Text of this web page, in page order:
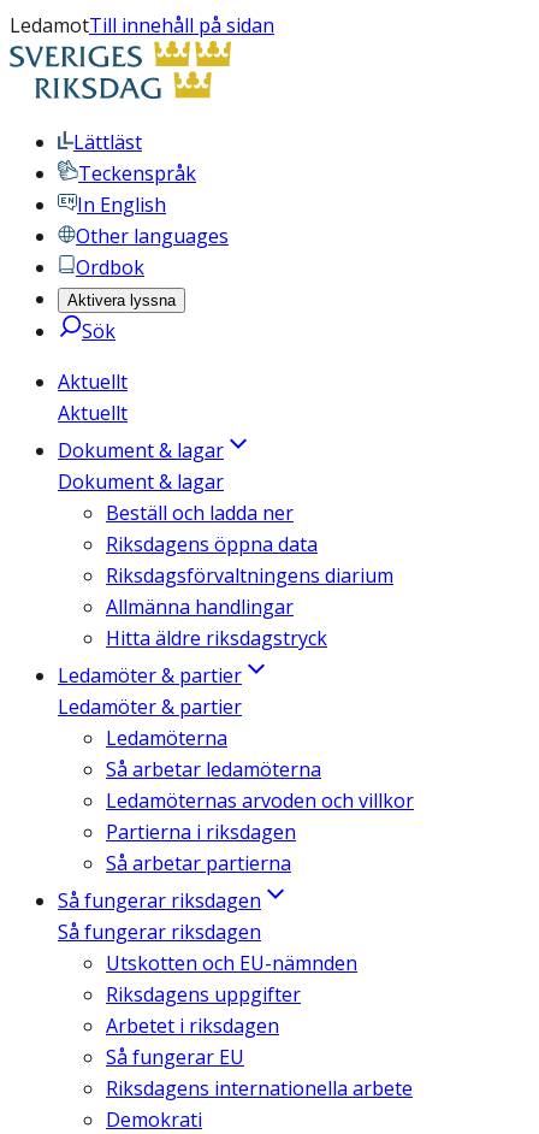
LedamotTill innehåll på sidan
Lättläst
Teckenspråk
In English
Other languages
Ordbok
Aktivera lyssna
Sök
Aktuellt
Aktuellt
Dokument & lagar
Dokument & lagar
Beställ och ladda ner
Riksdagens öppna data
Riksdagsförvaltningens diarium
Allmänna handlingar
Hitta äldre riksdagstryck
Ledamöter & partier
Ledamöter & partier
Ledamöterna
Så arbetar ledamöterna
Ledamöternas arvoden och villkor
Partierna i riksdagen
Så arbetar partierna
Så fungerar riksdagen
Så fungerar riksdagen
Utskotten och EU-nämnden
Riksdagens uppgifter
Arbetet i riksdagen
Så fungerar EU
Riksdagens internationella arbete
Demokrati